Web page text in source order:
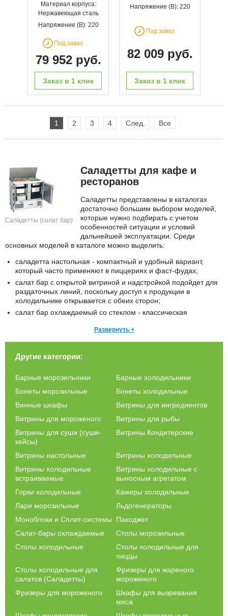
Материал корпуса:
Нержавеющая сталь
Напряжение (В): 220
Под заказ
79 952 руб.
Заказ в 1 клик
Напряжение (В): 220
Под заказ
82 009 руб.
Заказ в 1 клик
1 2 3 4 След. Все
Саладетты (салат бар)
Саладетты для кафе и
ресторанов
Саладетты представлены в каталогах
достаточно большим выбором моделей,
которые нужно подбирать с учетом
особенностей ситуации и условий
дальнейшей эксплуатации. Среди
основных моделей в каталоге можно выделить:
саладетта настольная - компактный и удобный вариант,
который часто применяют в пиццериях и фаст-фудах;
салат бар с открытой витриной и надстройкой подойдет для
раздаточных линий, поскольку доступ к продукции в
холодильнике открывается с обеих сторон;
салат бар охлаждаемый со стеклом - классическая
холодильный островной стол для проведения фуршетных
дополнительными надстроенными конструкциями.
Такое оборудование сегодня будет просто незаменимым для
кафе или ресторана, и саладетты можно установить как
раздачи продукции.
Приобретение оборудования для кафе
Купить салат бар возможно сегодня достаточно легко, и для
этого достаточно просто подобрать подходящую модель и
оформить на сайте заказ. Если нужна помощь при подборе
модели, то пользователь может получить консультацию по
телефонам или в режиме онлайн у наших консультантов.
На саладетты разных модификаций указаны в каталоге
различные цены в зависимости от сложности и размеров
найти информацию технического характера и данные о
наличии моделей на складах.
Развернуть +
Другие категории:
Барные морозильники
Барные холодильники
Бонеты морозильные
Бонеты холодильные
Винные шкафы
Витрины для ингредиентов
Витрины для мороженого
Витрины для рыбы
Витрины для суши (суши-
кейсы)
Витрины Кондитерские
Витрины настольные
Витрины холодильные
Витрины холодильные
встраиваемые
Витрины холодильные с
выносным агрегатом
Горки холодильные
Камеры холодильные
Лари морозильные
Льдогенераторы
Моноблоки и Сплит-системы
Пакоджет
Салат-бары охлаждаемые
Столы морозильные
Столы холодильные
Столы холодильные для
пиццы
Столы холодильные для
салатов (Саладетты)
Фризеры для жареного
мороженого
Фризеры для мороженого
Шкафы для вызревания
мяса